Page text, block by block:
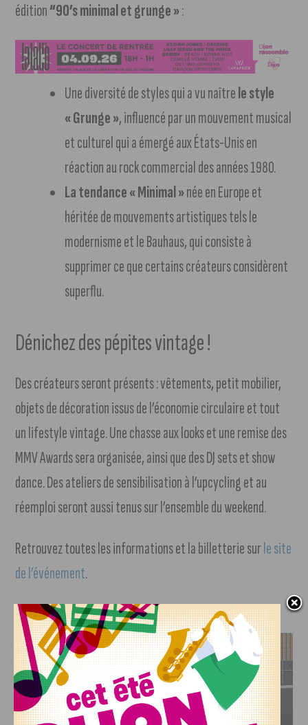
édition“90’s minimal et grunge »:
Une diversité de styles qui a vu naîtrele style
« Grunge », influencé par un mouvement musical
et culturel qui a émergé aux États-Unis en
réaction au rock commercial des années 1980.
La tendance « Minimal »née en Europe et
héritée de mouvements artistiques tels le
modernisme et le Bauhaus, qui consiste à
supprimer ce que certains créateurs considèrent
superflu.
Dénichez des pépites vintage !
Des créateurs seront présents : vêtements, petit mobilier,
objets de décoration issus de l’économie circulaire et tout
un lifestyle vintage. Une chasse aux looks et une remise des
MMV Awards sera organisée, ainsi que des DJ sets et show
dance. Des ateliers de sensibilisation à l’upcycling et au
réemploi seront aussi tenus sur l’ensemble du weekend.
Retrouvez toutes les informations et la billetterie surle site
de l’événement.
J'AIME LE DFCO